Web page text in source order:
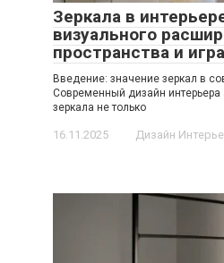
Зеркала в
визуального
пространства и
Введение: значение зеркал в
Современный дизайн интерьера
зеркала не только
16.11.2025 Дизайн